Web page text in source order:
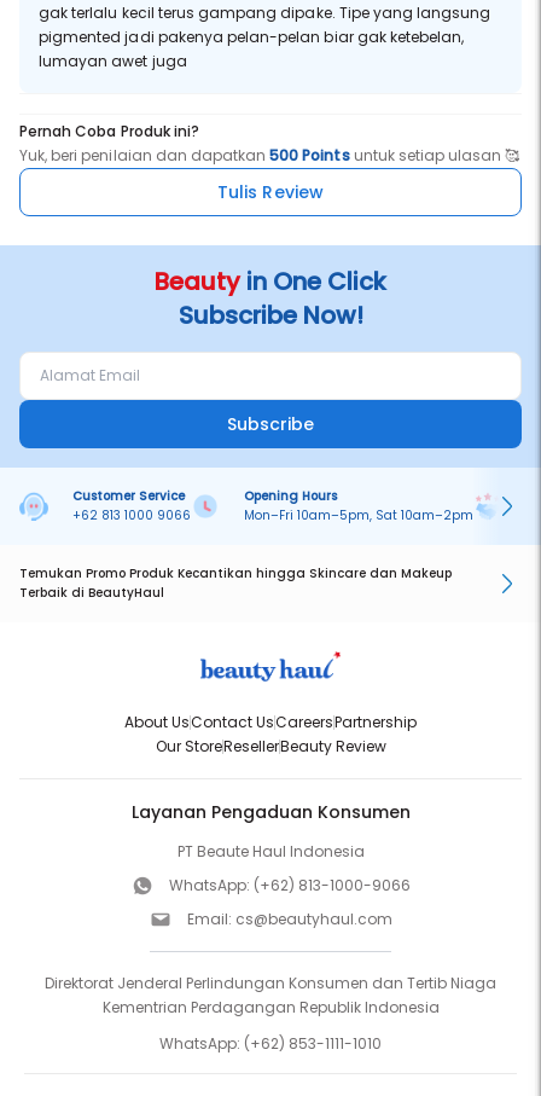
gak terlalu kecil terus gampang dipake. Tipe yang langsung
pigmented jadi pakenya pelan-pelan biar gak ketebelan,
lumayan awet juga
Pernah Coba Produk ini?
Yuk, beri penilaian dan dapatkan500 Pointsuntuk setiap ulasan 🥰
Tulis Review
Beautyin One Click
Subscribe Now!
Subscribe
Customer Service
+62 813 1000 9066
Opening Hours
Mon–Fri 10am–5pm, Sat 10am–2pm
Temukan Promo Produk Kecantikan hingga Skincare dan Makeup
Terbaik di BeautyHaul
About UsContact UsCareersPartnership
Our StoreResellerBeauty Review
Layanan Pengaduan Konsumen
PT Beaute Haul Indonesia
WhatsApp: (+62) 813-1000-9066
Email: cs@beautyhaul.com
Direktorat Jenderal Perlindungan Konsumen dan Tertib Niaga
Kementrian Perdagangan Republik Indonesia
WhatsApp: (+62) 853-1111-1010